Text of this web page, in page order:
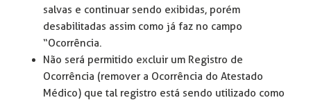
salvas e continuar sendo exibidas, porém
desabilitadas assim como já faz no campo
“Ocorrência.
Não será permitido excluir um Registro de
Ocorrência (remover a Ocorrência do Atestado
Médico) que tal registro está sendo utilizado como